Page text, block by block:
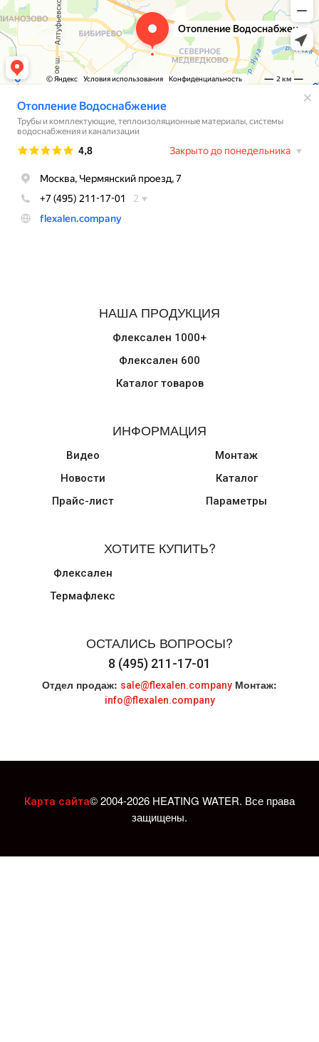
НАША ПРОДУКЦИЯ
Флексален 1000+
Флексален 600
Каталог товаров
ИНФОРМАЦИЯ
Видео
Новости
Прайс-лист
Монтаж
Каталог
Параметры
ХОТИТЕ КУПИТЬ?
Флексален
Термафлекс
ОСТАЛИСЬ ВОПРОСЫ?
8 (495) 211-17-01
Отдел продаж: sale@flexalen.company Монтаж:
info@flexalen.company
Карта сайта© 2004-2026 HEATING WATER. Все права
защищены.